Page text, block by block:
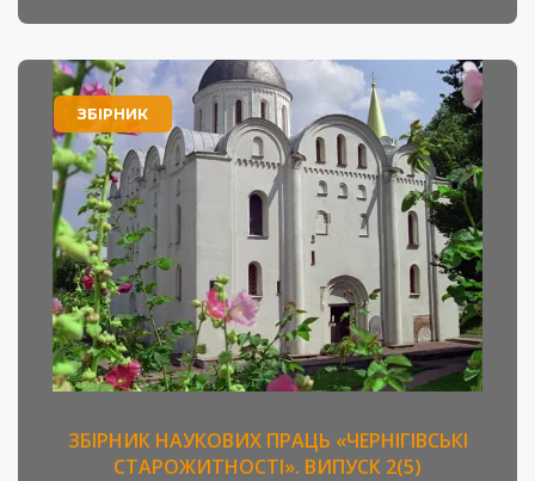
ЗБІРНИК
ЗБІРНИК НАУКОВИХ ПРАЦЬ «ЧЕРНІГІВСЬКІ
СТАРОЖИТНОСТІ». ВИПУСК 2(5)